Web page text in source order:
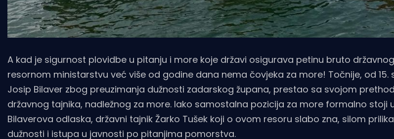
A kad je sigurnost plovidbe u pitanju i more koje državi osigurava petinu bruto
resornom ministarstvu već više od godine dana nema čovjeka za more! Točnije, od 15.
Josip Bilaver zbog preuzimanja dužnosti zadarskog župana, prestao sa svojom
državnog tajnika, nadležnog za more. Iako samostalna pozicija za more formalno stoji
Bilaverova odlaska, državni tajnik Žarko Tušek koji o ovom resoru slabo zna, silom
dužnosti i istupa u javnosti po pitanjima pomorstva.